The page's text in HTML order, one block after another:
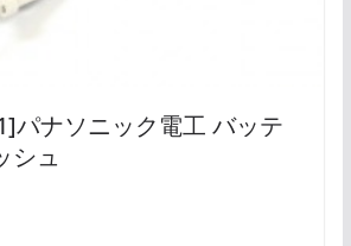
パナソニック電工 バッテ
シュ